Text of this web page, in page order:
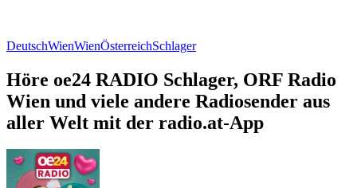
DeutschWienWienÖsterreichSchlager
Höre oe24 RADIO Schlager, ORF Radio
Wien und viele andere Radiosender aus
aller Welt mit der radio.at-App